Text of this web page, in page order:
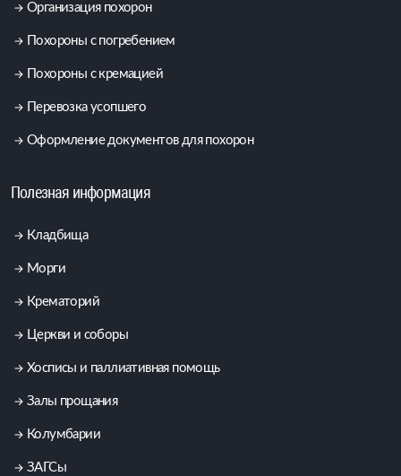
Организация похорон
Похороны с погребением
Похороны с кремацией
Перевозка усопшего
Оформление документов для похорон
Полезная информация
Кладбища
Морги
Крематорий
Церкви и соборы
Хосписы и паллиативная помощь
Залы прощания
Колумбарии
ЗАГСы